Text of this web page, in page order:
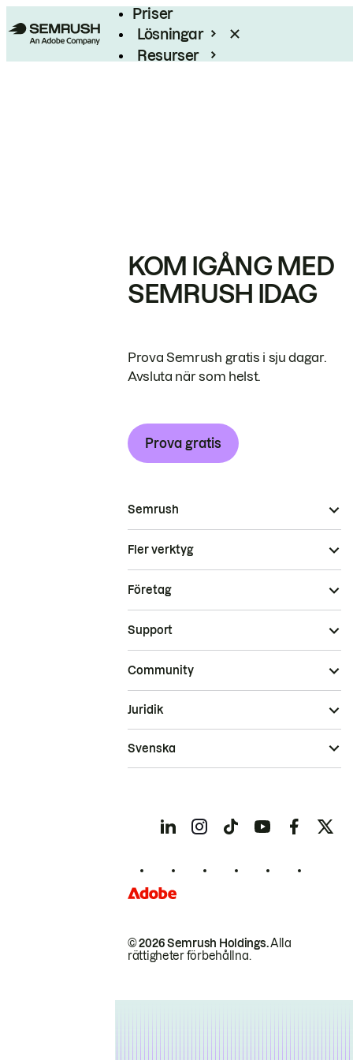
Priser
Lösningar
Resurser
KOM IGÅNG MED
SEMRUSH IDAG
Prova Semrush gratis i sju dagar.
Avsluta när som helst.
Prova gratis
Semrush
Fler verktyg
Företag
Support
Community
© 2026 Semrush Holdings.Alla
rättigheter förbehållna.
Juridik
Svenska